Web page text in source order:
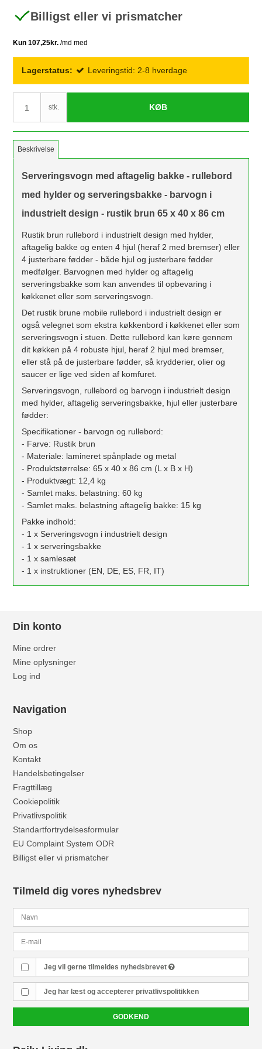
Billigst eller vi prismatcher
Lagerstatus: Leveringstid: 2-8 hverdage
stk. KØB
Beskrivelse
Serveringsvogn med aftagelig bakke - rullebord
med hylder og serveringsbakke - barvogn i
industrielt design - rustik brun 65 x 40 x 86 cm
Rustik brun rullebord i industrielt design med hylder,
aftagelig bakke og enten 4 hjul (heraf 2 med bremser) eller
4 justerbare fødder - både hjul og justerbare fødder
medfølger. Barvognen med hylder og aftagelig
serveringsbakke som kan anvendes til opbevaring i
køkkenet eller som serveringsvogn.
Det rustik brune mobile rullebord i industrielt design er
også velegnet som ekstra køkkenbord i køkkenet eller som
serveringsvogn i stuen. Dette rullebord kan køre gennem
dit køkken på 4 robuste hjul, heraf 2 hjul med bremser,
eller stå på de justerbare fødder, så krydderier, olier og
saucer er lige ved siden af ​​komfuret.
Serveringsvogn, rullebord og barvogn i industrielt design
med hylder, aftagelig serveringsbakke, hjul eller justerbare
fødder:
Specifikationer - barvogn og rullebord:
- Farve: Rustik brun
- Materiale: lamineret spånplade og metal
- Produktstørrelse: 65 x 40 x 86 cm (L x B x H)
- Produktvægt: 12,4 kg
- Samlet maks. belastning: 60 kg
- Samlet maks. belastning aftagelig bakke: 15 kg
Pakke indhold:
- 1 x Serveringsvogn i industrielt design
- 1 x serveringsbakke
- 1 x samlesæt
- 1 x instruktioner (EN, DE, ES, FR, IT)
Din konto
Mine ordrer
Mine oplysninger
Log ind
Navigation
Shop
Om os
Kontakt
Handelsbetingelser
Fragttillæg
Cookiepolitik
Privatlivspolitik
Standartfortrydelsesformular
EU Complaint System ODR
Billigst eller vi prismatcher
Tilmeld dig vores nyhedsbrev
Jeg vil gerne tilmeldes nyhedsbrevet
Jeg har læst og accepterer privatlivspolitikken
GODKEND